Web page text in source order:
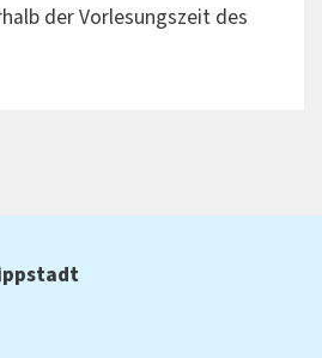
der Vorlesungszeit des